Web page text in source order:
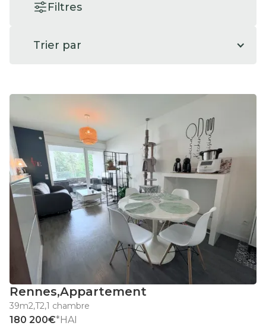
Filtres
Trier par
Rennes,Appartement
39m2,T2,1 chambre
180 200€*HAI